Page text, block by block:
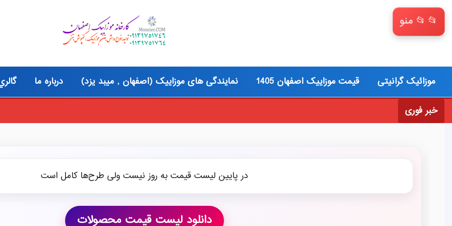
📂 منو
موزائیک گرانیتی قیمت موزاییک اصفهان 1405 نمایندگی های موزاییک (اصفهان , میبد یزد) درباره ما
خبر فوری
در پایین لیست قیمت به روز نیست ولی طرح‌ها کامل است
دانلود لیست قیمت محصولات